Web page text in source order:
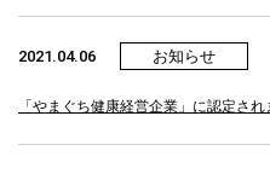
2021.04.06 お知らせ
「やまぐち健康経営企業」に認定され